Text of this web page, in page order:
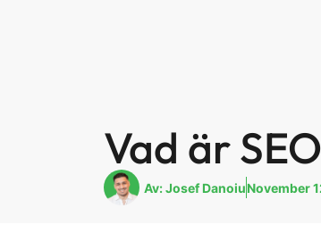
Vad är
Av:Josef DanoiuNovember